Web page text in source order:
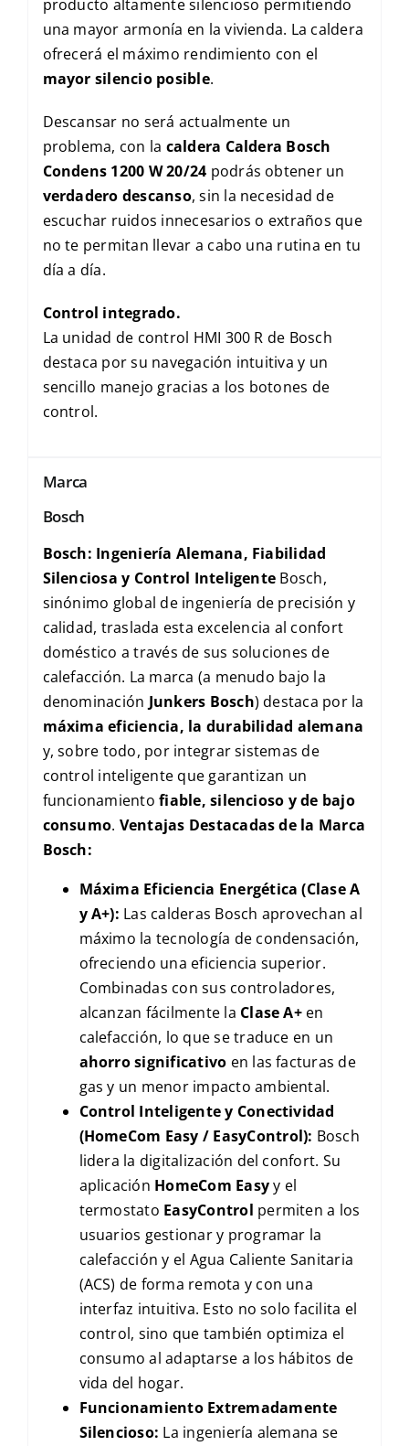
producto altamente silencioso permitiendo
una mayor armonía en la vivienda. La caldera
ofrecerá el máximo rendimiento con el
mayor silencio posible.
Descansar no será actualmente un
problema, con la caldera Caldera Bosch
Condens 1200 W 20/24 podrás obtener un
verdadero descanso, sin la necesidad de
escuchar ruidos innecesarios o extraños que
no te permitan llevar a cabo una rutina en tu
día a día.
Control integrado.
La unidad de control HMI 300 R de Bosch
destaca por su navegación intuitiva y un
sencillo manejo gracias a los botones de
control.
Marca
Bosch
Bosch: Ingeniería Alemana, Fiabilidad
Silenciosa y Control Inteligente Bosch,
sinónimo global de ingeniería de precisión y
calidad, traslada esta excelencia al confort
doméstico a través de sus soluciones de
calefacción. La marca (a menudo bajo la
denominación Junkers Bosch) destaca por la
máxima eficiencia, la durabilidad alemana
y, sobre todo, por integrar sistemas de
control inteligente que garantizan un
funcionamientofiable, silencioso y de bajo
consumo. Ventajas Destacadas de la Marca
Bosch:
Máxima Eficiencia Energética (Clase A
y A+): Las calderas Bosch aprovechan al
máximo la tecnología de condensación,
ofreciendo una eficiencia superior.
Combinadas con sus controladores,
alcanzan fácilmente la Clase A+en
calefacción, lo que se traduce en un
ahorro significativo en las facturas de
gas y un menor impacto ambiental.
Control Inteligente y Conectividad
(HomeCom Easy / EasyControl): Bosch
lidera la digitalización del confort. Su
aplicación HomeCom Easyy el
termostato EasyControl permiten a los
usuarios gestionar y programar la
calefacción y el Agua Caliente Sanitaria
(ACS) de forma remota y con una
interfaz intuitiva. Esto no solo facilita el
control, sino que también optimiza el
consumo al adaptarse a los hábitos de
vida del hogar.
Funcionamiento Extremadamente
Silencioso: La ingeniería alemana se